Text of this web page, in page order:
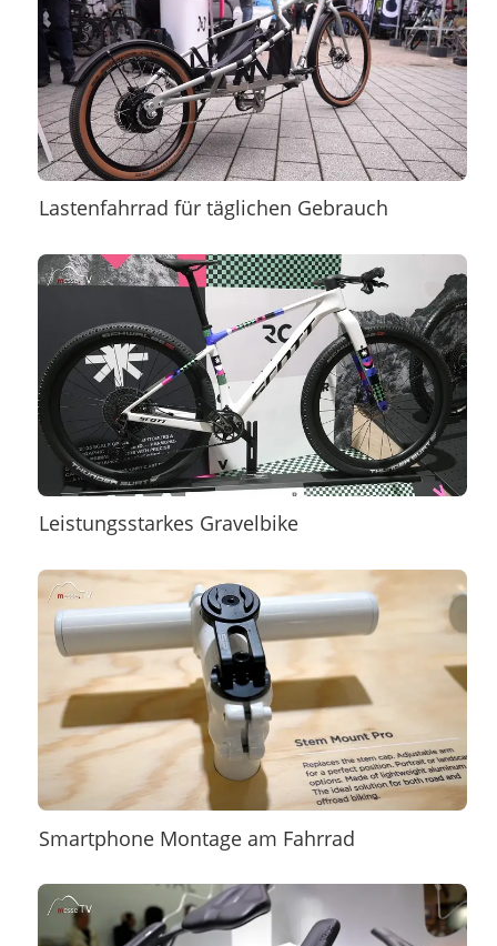
Lastenfahrrad für täglichen Gebrauch
Leistungsstarkes Gravelbike
Smartphone Montage am Fahrrad